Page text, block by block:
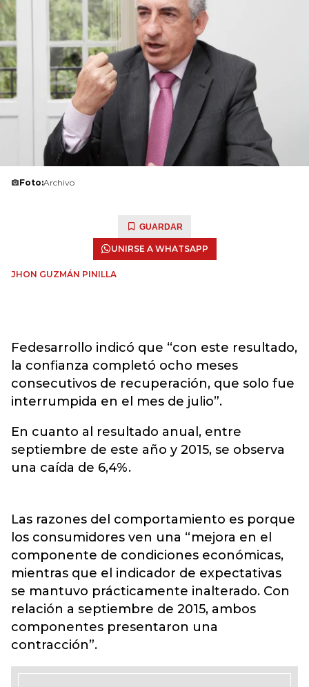
Foto:Archivo
GUARDAR
UNIRSE A WHATSAPP
JHON GUZMÁN PINILLA
Fedesarrollo indicó que “con este resultado,
la confianza completó ocho meses
consecutivos de recuperación, que solo fue
interrumpida en el mes de julio”.
En cuanto al resultado anual, entre
septiembre de este año y 2015, se observa
una caída de 6,4%.
Las razones del comportamiento es porque
los consumidores ven una “mejora en el
componente de condiciones económicas,
mientras que el indicador de expectativas
se mantuvo prácticamente inalterado. Con
relación a septiembre de 2015, ambos
componentes presentaron una
contracción”.